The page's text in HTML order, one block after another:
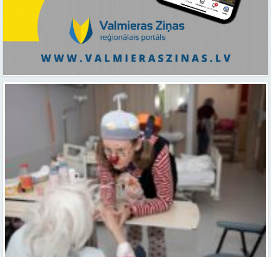
Ar smaidu un profesionālu sirdsiltumu: Dakteri Klauni uzsāk darbu
ar senioriem Vidzemes slimnīcā